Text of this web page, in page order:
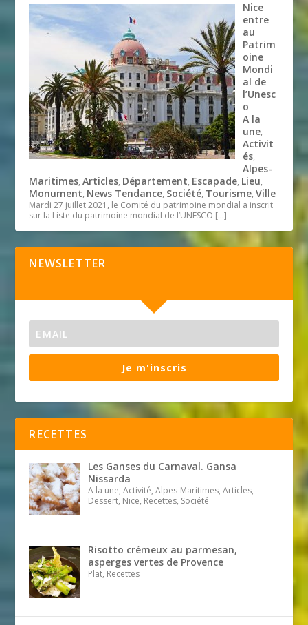
Nice
entre
au
Patrim
oine
Mondi
al de
l’Unesc
o
A la
une,
Activit
és,
Alpes-
Maritimes,Articles, Département, Escapade, Lieu,
Monument, News Tendance, Société, Tourisme,Ville
Mardi 27 juillet 2021, le Comité du patrimoine mondial a inscrit
sur la Liste du patrimoine mondial de l’UNESCO […]
NEWSLETTER
Je m'inscris
RECETTES
Les Ganses du Carnaval. Gansa
Nissarda
A la une, Activité, Alpes-Maritimes, Articles,
Dessert, Nice, Recettes, Société
Risotto crémeux au parmesan,
asperges vertes de Provence
Plat, Recettes